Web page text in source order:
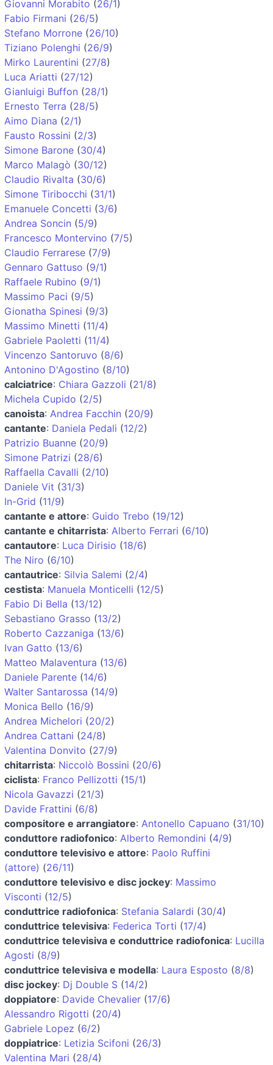
Giovanni Morabito (26/1)
Fabio Firmani (26/5)
Stefano Morrone (26/10)
Tiziano Polenghi (26/9)
Mirko Laurentini (27/8)
Luca Ariatti (27/12)
Gianluigi Buffon (28/1)
Ernesto Terra (28/5)
Aimo Diana (2/1)
Fausto Rossini (2/3)
Simone Barone (30/4)
Marco Malagò (30/12)
Claudio Rivalta (30/6)
Simone Tiribocchi (31/1)
Emanuele Concetti (3/6)
Andrea Soncin (5/9)
Francesco Montervino (7/5)
Claudio Ferrarese (7/9)
Gennaro Gattuso (9/1)
Raffaele Rubino (9/1)
Massimo Paci (9/5)
Gionatha Spinesi (9/3)
Massimo Minetti (11/4)
Gabriele Paoletti (11/4)
Vincenzo Santoruvo (8/6)
Antonino D'Agostino (8/10)
calciatrice: Chiara Gazzoli (21/8)
Michela Cupido (2/5)
canoista: Andrea Facchin (20/9)
cantante: Daniela Pedali (12/2)
Patrizio Buanne (20/9)
Simone Patrizi (28/6)
Raffaella Cavalli (2/10)
Daniele Vit (31/3)
In-Grid (11/9)
cantante e attore: Guido Trebo (19/12)
cantante e chitarrista: Alberto Ferrari (6/10)
cantautore: Luca Dirisio (18/6)
The Niro (6/10)
cantautrice: Silvia Salemi (2/4)
cestista: Manuela Monticelli (12/5)
Fabio Di Bella (13/12)
Sebastiano Grasso (13/2)
Roberto Cazzaniga (13/6)
Ivan Gatto (13/6)
Matteo Malaventura (13/6)
Daniele Parente (14/6)
Walter Santarossa (14/9)
Monica Bello (16/9)
Andrea Michelori (20/2)
Andrea Cattani (24/8)
Valentina Donvito (27/9)
chitarrista: Niccolò Bossini (20/6)
ciclista: Franco Pellizotti (15/1)
Nicola Gavazzi (21/3)
Davide Frattini (6/8)
compositore e arrangiatore: Antonello Capuano (31/10)
conduttore radiofonico: Alberto Remondini (4/9)
conduttore televisivo e attore: Paolo Ruffini
(attore) (26/11)
conduttore televisivo e disc jockey: Massimo
Visconti (12/5)
conduttrice radiofonica: Stefania Salardi (30/4)
conduttrice televisiva: Federica Torti (17/4)
conduttrice televisiva e conduttrice radiofonica: Lucilla
Agosti (8/9)
conduttrice televisiva e modella: Laura Esposto (8/8)
disc jockey: Dj Double S (14/2)
doppiatore: Davide Chevalier (17/6)
Alessandro Rigotti (20/4)
Gabriele Lopez (6/2)
doppiatrice: Letizia Scifoni (26/3)
Valentina Mari (28/4)